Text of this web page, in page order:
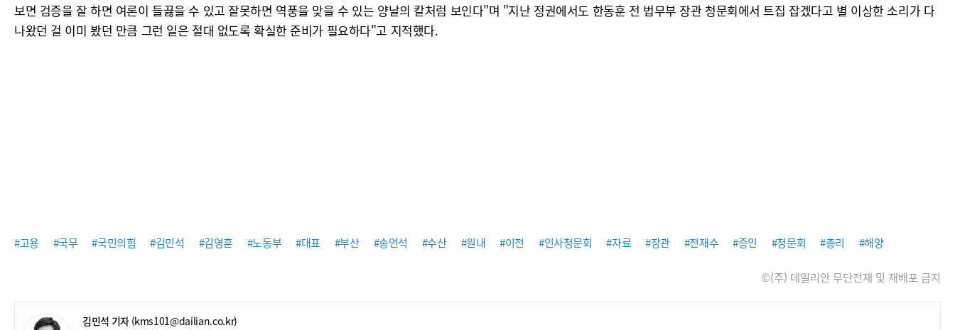
보면 검증을 잘 하면 여론이 들끓을 수 있고 잘못하면 역풍을 맞을 수 있는 양날의 칼처럼 보인다"며 "지난 정권에서도 한동훈 전 법무부 장관 청문회에서 트집 잡겠다고 별 이상한 소리가 다
나왔던 걸 이미 봤던 만큼 그런 일은 절대 없도록 확실한 준비가 필요하다"고 지적했다.
#고용 #국무 #국민의힘 #김민석 #김영훈 #노동부 #대표 #부산 #송언석 #수산 #원내 #이전 #인사청문회 #자료 #장관 #전재수 #증인 #청문회 #총리 #해양
©(주) 데일리안 무단전재 및 재배포 금지
김민석 기자 (kms101@dailian.co.kr)